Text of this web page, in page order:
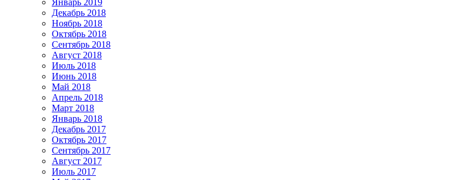
Декабрь 2018
Ноябрь 2018
Октябрь 2018
Сентябрь 2018
Август 2018
Июль 2018
Июнь 2018
Май 2018
Апрель 2018
Март 2018
Январь 2018
Декабрь 2017
Октябрь 2017
Сентябрь 2017
Август 2017
Июль 2017